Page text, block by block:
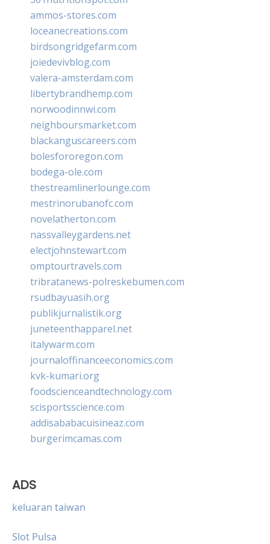
ammos-stores.com
loceanecreations.com
birdsongridgefarm.com
joiedevivblog.com
valera-amsterdam.com
libertybrandhemp.com
norwoodinnwi.com
neighboursmarket.com
blackanguscareers.com
bolesfororegon.com
bodega-ole.com
thestreamlinerlounge.com
mestrinorubanofc.com
novelatherton.com
nassvalleygardens.net
electjohnstewart.com
omptourtravels.com
tribratanews-polreskebumen.com
rsudbayuasih.org
publikjurnalistik.org
juneteenthapparel.net
italywarm.com
journaloffinanceeconomics.com
kvk-kumari.org
foodscienceandtechnology.com
scisportsscience.com
addisababacuisineaz.com
burgerimcamas.com
ADS
keluaran taiwan
Slot Pulsa